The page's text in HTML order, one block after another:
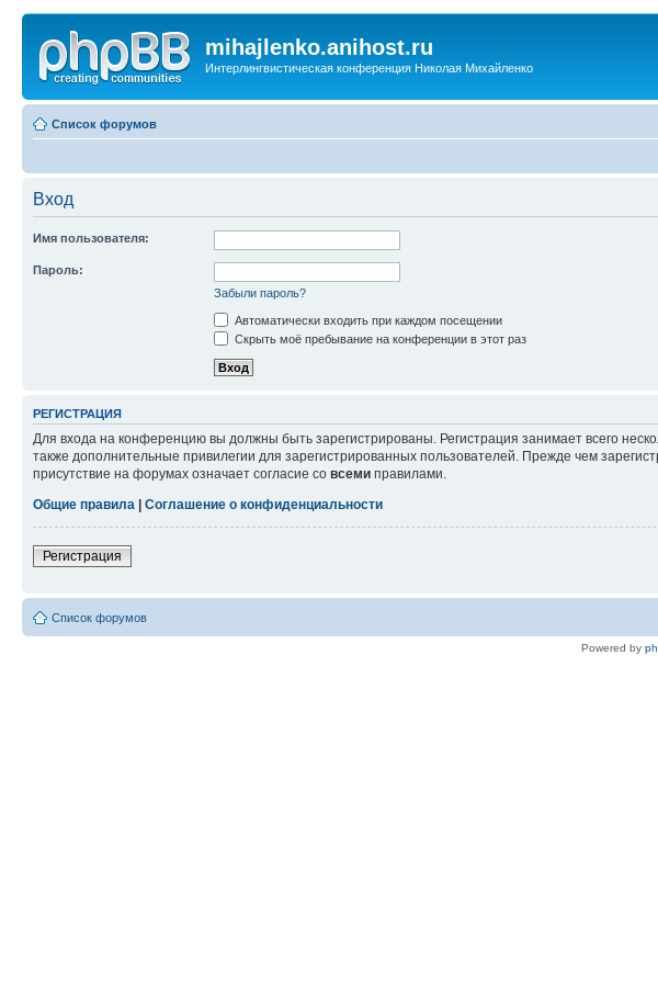
mihajlenko.anihost.ru
Интерлингвистическая конференция Николая Михайленко
Список форумов
Вход
Имя пользователя:
Пароль:
Забыли пароль?
Автоматически входить при каждом посещении
Скрыть моё пребывание на конференции в этот раз
РЕГИСТРАЦИЯ
Для входа на конференцию вы должны быть зарегистрированы. Регистрация занимает всего
также дополнительные привилегии для зарегистрированных пользователей. Прежде чем
присутствие на форумах означает согласие со всеми правилами.
Общие правила
Соглашение о конфиденциальности
Регистрация
Список форумов
Powered by